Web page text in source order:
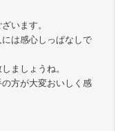
います。
は感心しっぱなしで
ましょうね。
方が大変おいしく感